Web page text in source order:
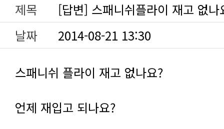
제목
[답변] 스패니쉬플라이 재고 없나
날짜
2014-08-21 13:30
스패니쉬 플라이 재고 없나요?
언제 재입고 되나요?